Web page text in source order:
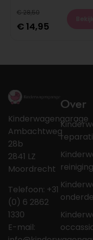
€28,50
€ 14,95
Kinderwagengarage
Ambachtweg
28b
2841 LZ
Moordrecht
Telefoon: +31
(0) 6 2862
1330
E-mail:
Over
reiniging